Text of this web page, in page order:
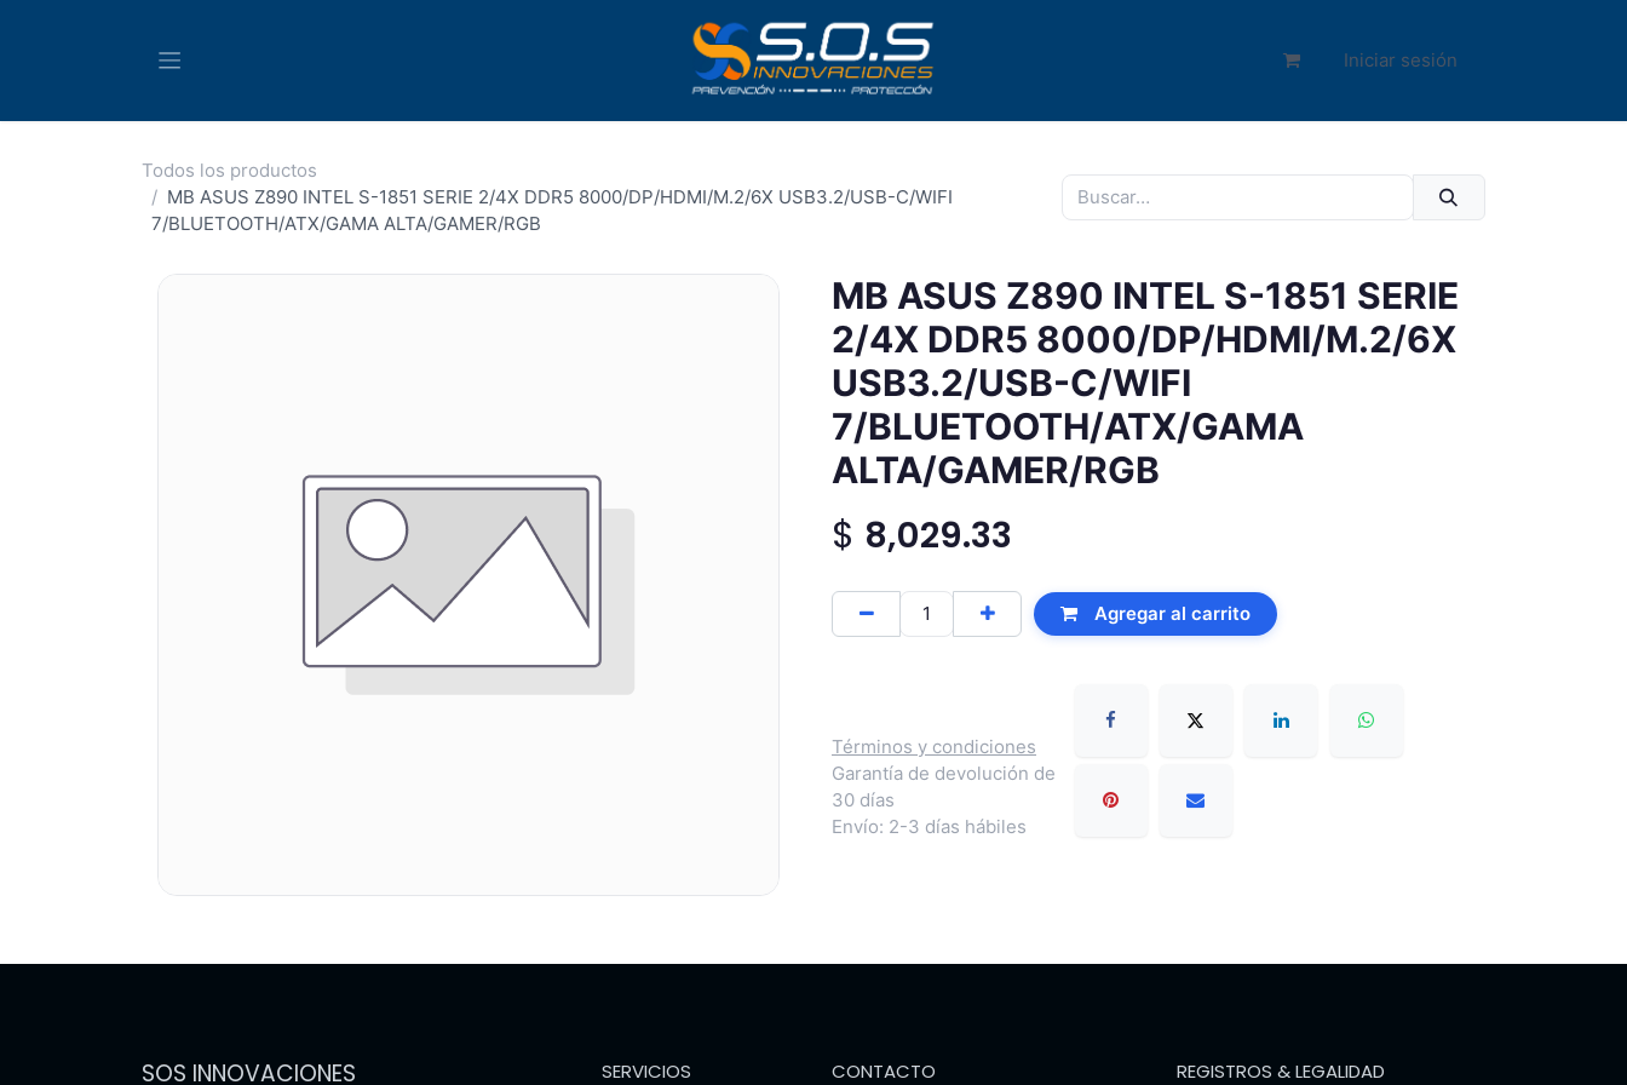
Iniciar sesión
Todos los productos
MB ASUS Z890 INTEL S-1851 SERIE 2/4X DDR5 8000/DP/HDMI/M.2/6X USB3.2/USB-C/WIFI
7/BLUETOOTH/ATX/GAMA ALTA/GAMER/RGB
MB ASUS Z890 INTEL S-1851 SERIE
2/4X DDR5 8000/DP/HDMI/M.2/6X
USB3.2/USB-C/WIFI
7/BLUETOOTH/ATX/GAMA
ALTA/GAMER/RGB
$ 8,029.33
Agregar al carrito
Términos y condiciones
Garantía de devolución de
30 días
Envío: 2-3 días hábiles
SOS INNOVACIONES SERVICIOS CONTACTO REGISTROS & LEGALIDAD